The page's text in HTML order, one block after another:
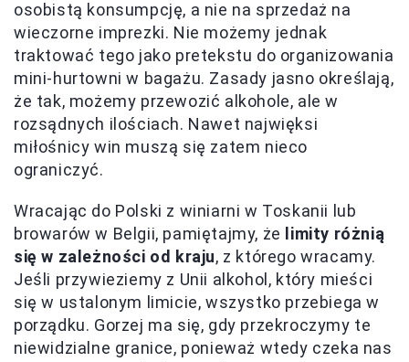
osobistą konsumpcję, a nie na sprzedaż na
wieczorne imprezki. Nie możemy jednak
traktować tego jako pretekstu do organizowania
mini-hurtowni w bagażu. Zasady jasno określają,
że tak, możemy przewozić alkohole, ale w
rozsądnych ilościach. Nawet najwięksi
miłośnicy win muszą się zatem nieco
ograniczyć.
Wracając do Polski z winiarni w Toskanii lub
browarów w Belgii, pamiętajmy, że
limity różnią
się w zależności od kraju, z którego wracamy.
Jeśli przywieziemy z Unii alkohol, który mieści
się w ustalonym limicie, wszystko przebiega w
porządku. Gorzej ma się, gdy przekroczymy te
niewidzialne granice, ponieważ wtedy czeka nas